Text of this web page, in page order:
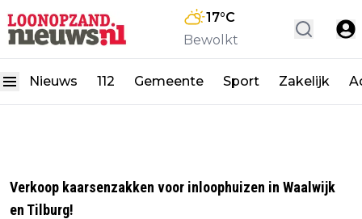
17°C
Bewolkt
Nieuws 112 Gemeente Sport Zakelijk
Verkoop kaarsenzakken voor inloophuizen in Waalwijk
en Tilburg!